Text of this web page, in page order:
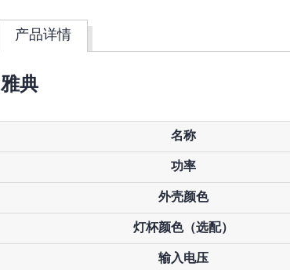
产品详情
雅典
名称
功率
外壳颜色
灯杯颜色（选配）
输入电压